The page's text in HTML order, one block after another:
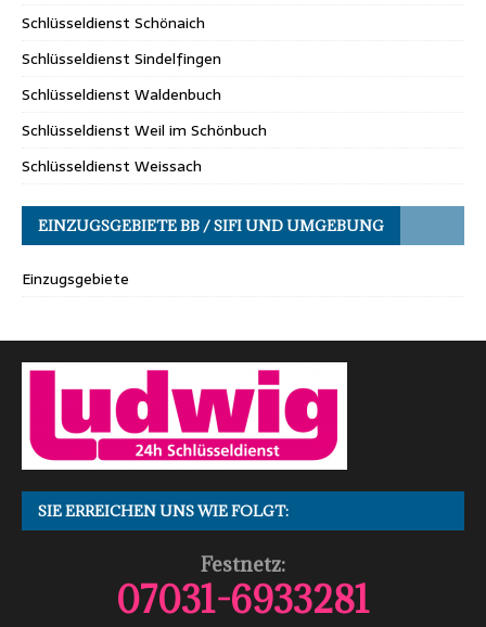
Schlüsseldienst Schönaich
Schlüsseldienst Sindelfingen
Schlüsseldienst Waldenbuch
Schlüsseldienst Weil im Schönbuch
Schlüsseldienst Weissach
EINZUGSGEBIETE BB / SIFI UND UMGEBUNG
Einzugsgebiete
SIE ERREICHEN UNS WIE FOLGT:
Festnetz:
07031-6933281